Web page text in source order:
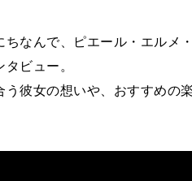
ちなんで、ピエール・エルメ
ビュー。
う彼女の想いや、おすすめの